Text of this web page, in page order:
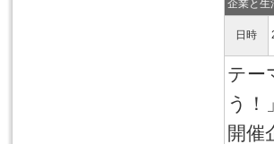
企業と生
日時
テー
う！」
開催